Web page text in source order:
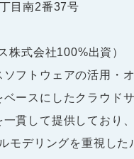
目南2番37号
株式会社100%出資）
フトウェアの活用・
ースにしたクラウド
貫して提供しており
モデリングを重視し